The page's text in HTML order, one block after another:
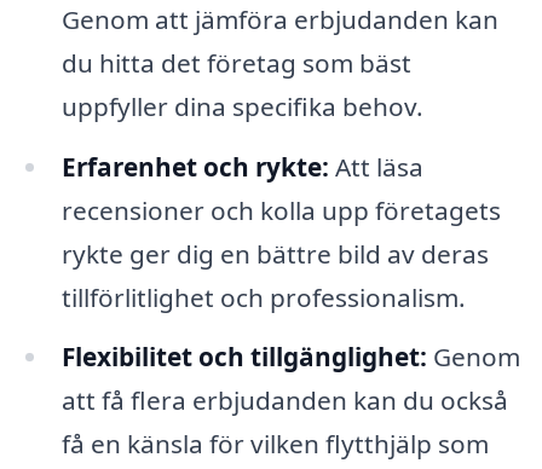
Genom att jämföra erbjudanden kan
du hitta det företag som bäst
uppfyller dina specifika behov.
Erfarenhet och rykte: Att läsa
recensioner och kolla upp företagets
rykte ger dig en bättre bild av deras
tillförlitlighet och professionalism.
Flexibilitet och tillgänglighet: Genom
att få flera erbjudanden kan du också
få en känsla för vilken flytthjälp som